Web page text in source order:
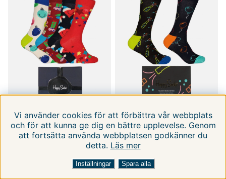
FILTRERA EFTER SORTERA EFTER:
HAPPY SOCKS
4-pack Holiday Vibes
HAPPY SOCKS
2-pack You Did It
Socks Gift Set
36-40
Vi använder cookies för att förbättra vår webbplats
och för att kunna ge dig en bättre upplevelse. Genom
att fortsätta använda webbplatsen godkänner du
detta. Läs mer
Inställningar Spara alla